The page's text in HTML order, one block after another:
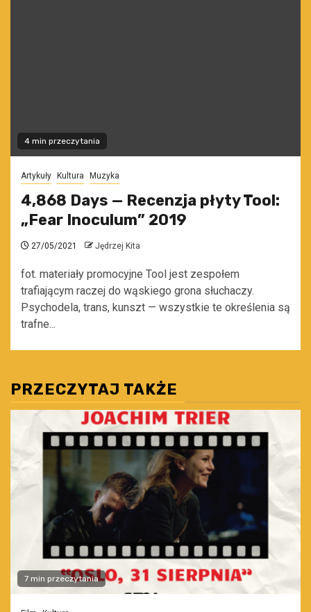
4 min przeczytania
Artykuły Kultura Muzyka
4,868 Days — Recenzja płyty Tool:
„Fear Inoculum” 2019
27/05/2021 Jędrzej Kita
fot. materiały promocyjne Tool jest zespołem
trafiającym raczej do wąskiego grona słuchaczy.
Psychodela, trans, kunszt — wszystkie te określenia są
trafne...
PRZECZYTAJ TAKŻE
7 min przeczytania